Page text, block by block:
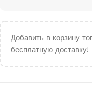
Добавить в корзину
бесплатную доставку!